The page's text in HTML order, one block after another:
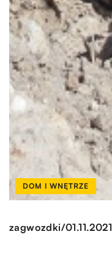
DOM I WNĘTRZE
zagwozdki/01.11.2021